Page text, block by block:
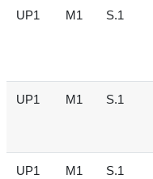
UP1 M1 S.1
UP1 M1 S.1
UP1 M1 S.1